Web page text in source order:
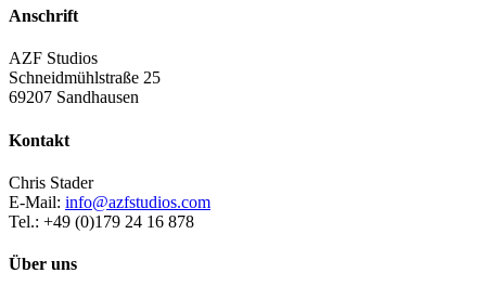
Anschrift
AZF Studios
Schneidmühlstraße 25
69207 Sandhausen
Kontakt
Chris Stader
E-Mail: info@azfstudios.com
Tel.: +49 (0)179 24 16 878
Über uns